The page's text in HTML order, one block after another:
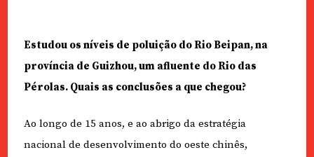
Estudou os níveis de poluição do Rio Beipan, na
província de Guizhou, um afluente do Rio das
Pérolas. Quais as conclusões a que chegou?
Ao longo de 15 anos, e ao abrigo da estratégia
nacional de desenvolvimento do oeste chinês,